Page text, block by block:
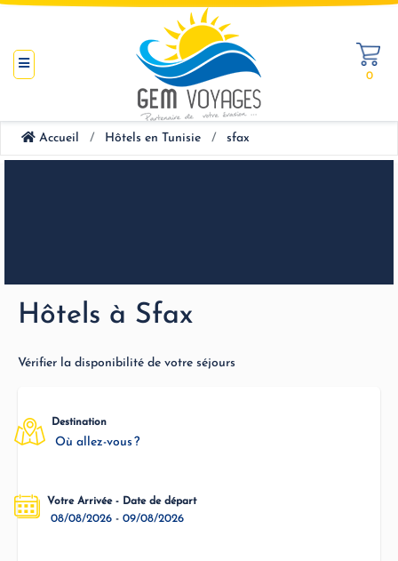
0
Accueil Hôtels en Tunisie sfax
Hôtels à Sfax
Vérifier la disponibilité de votre séjours
Destination
Où allez-vous ?
Votre Arrivée - Date de départ
08/08/2026 - 09/08/2026